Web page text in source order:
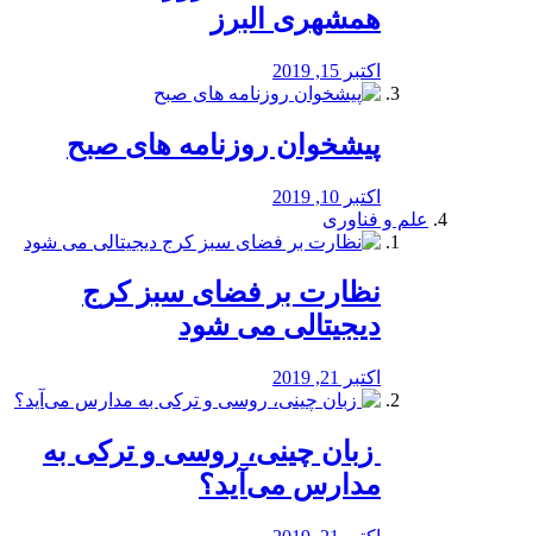
همشهری البرز
اکتبر 15, 2019
پیشخوان روزنامه های صبح
اکتبر 10, 2019
علم و فناوری
نظارت بر فضای سبز کرج
دیجیتالی می شود
اکتبر 21, 2019
️ زبان چینی، روسی و ترکی به
مدارس می‌آید؟